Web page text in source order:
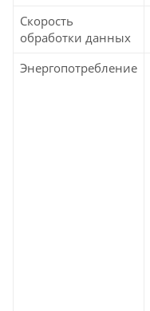
Скорость
обработки данных
Энергопотребление